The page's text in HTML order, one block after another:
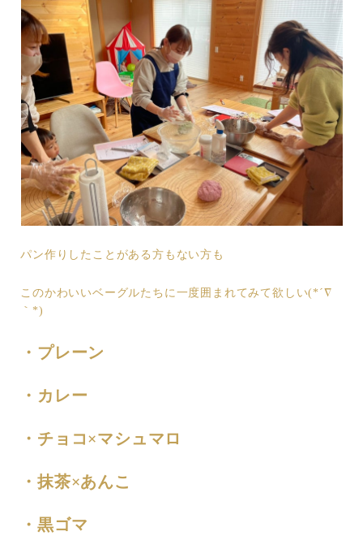
パン作りしたことがある方もない方も
このかわいいベーグルたちに一度囲まれてみて欲しい(*´∇
｀*)
・プレーン
・カレー
・チョコ×マシュマロ
・抹茶×あんこ
・黒ゴマ